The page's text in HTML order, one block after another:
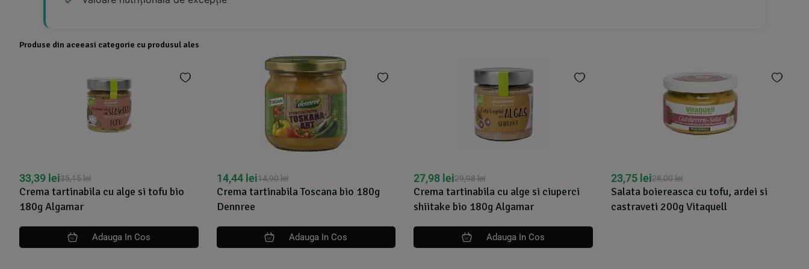
Produse din aceeasi categorie cu produsul ales
Crema tartinabila cu alge si tofu bio
180g Algamar
35,15lei
33,39 lei
Adauga In Cos
Crema tartinabila Toscana bio 180g
Dennree
14,90lei
14,44 lei
Adauga In Cos
Crema tartinabila cu alge si ciuperci
shiitake bio 180g Algamar
29,98lei
27,98 lei
Adauga In Cos
Salata boiereasca cu tofu, ardei si
castraveti 200g Vitaquell
28,00lei
23,75 lei